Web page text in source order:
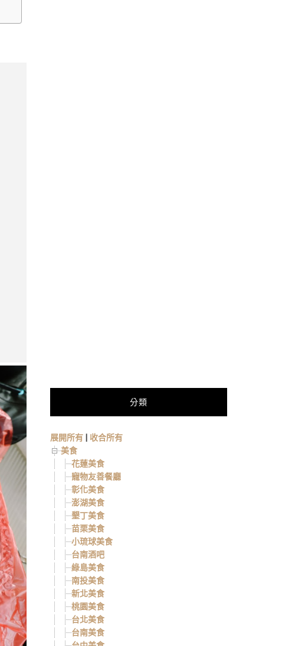
分類
展開所有 | 收合所有
美食
花蓮美食
寵物友善餐廳
彰化美食
澎湖美食
墾丁美食
苗栗美食
小琉球美食
台南酒吧
綠島美食
南投美食
新北美食
桃園美食
台北美食
台南美食